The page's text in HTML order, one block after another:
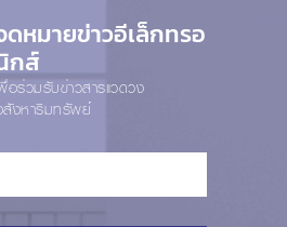
ดหมายข่าวอีเล็กทรอ
กส์
อร่วมรับข่าวสารแวดวง
งหาริมทรัพย์